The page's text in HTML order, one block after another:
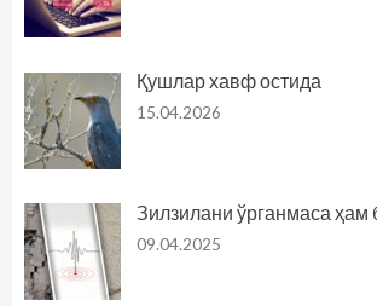
Қушлар хавф остида
15.04.2026
Зилзилани ўрганмаса ҳам
09.04.2025